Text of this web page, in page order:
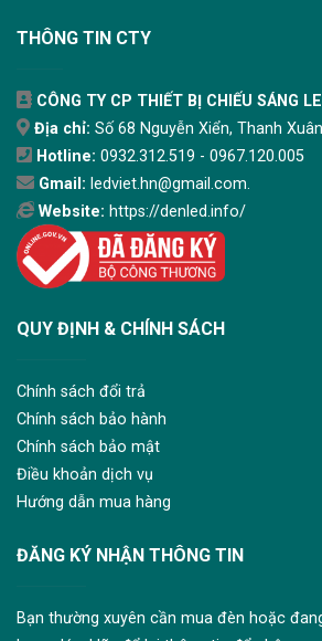
THÔNG TIN CTY
CÔNG TY CP THIẾT BỊ CHIẾU SÁNG
Địa chỉ: Số 68 Nguyễn Xiển, Thanh
Hotline: 0932.312.519 - 0967.120.005
Gmail: ledviet.hn@gmail.com.
Website: https://denled.info/
QUY ĐỊNH & CHÍNH SÁCH
Chính sách đổi trả
Chính sách bảo hành
Chính sách bảo mật
Điều khoản dịch vụ
Hướng dẫn mua hàng
ĐĂNG KÝ NHẬN THÔNG TIN
Bạn thường xuyên cần mua đèn hoặc